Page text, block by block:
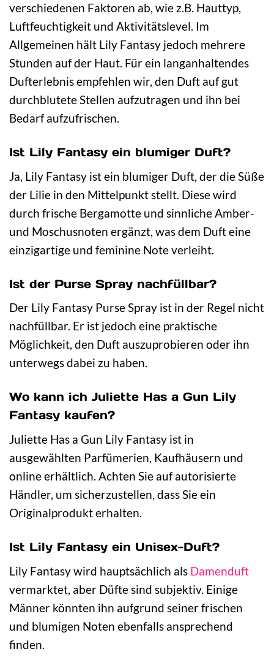
verschiedenen Faktoren ab, wie z.B. Hauttyp,
Luftfeuchtigkeit und Aktivitätslevel. Im
Allgemeinen hält Lily Fantasy jedoch mehrere
Stunden auf der Haut. Für ein langanhaltendes
Dufterlebnis empfehlen wir, den Duft auf gut
durchblutete Stellen aufzutragen und ihn bei
Bedarf aufzufrischen.
Ist Lily Fantasy ein blumiger Duft?
Ja, Lily Fantasy ist ein blumiger Duft, der die Süße
der Lilie in den Mittelpunkt stellt. Diese wird
durch frische Bergamotte und sinnliche Amber-
und Moschusnoten ergänzt, was dem Duft eine
einzigartige und feminine Note verleiht.
Ist der Purse Spray nachfüllbar?
Der Lily Fantasy Purse Spray ist in der Regel nicht
nachfüllbar. Er ist jedoch eine praktische
Möglichkeit, den Duft auszuprobieren oder ihn
unterwegs dabei zu haben.
Wo kann ich Juliette Has a Gun Lily
Fantasy kaufen?
Juliette Has a Gun Lily Fantasy ist in
ausgewählten Parfümerien, Kaufhäusern und
online erhältlich. Achten Sie auf autorisierte
Händler, um sicherzustellen, dass Sie ein
Originalprodukt erhalten.
Ist Lily Fantasy ein Unisex-Duft?
Lily Fantasy wird hauptsächlich als Damenduft
vermarktet, aber Düfte sind subjektiv. Einige
Männer könnten ihn aufgrund seiner frischen
und blumigen Noten ebenfalls ansprechend
finden.